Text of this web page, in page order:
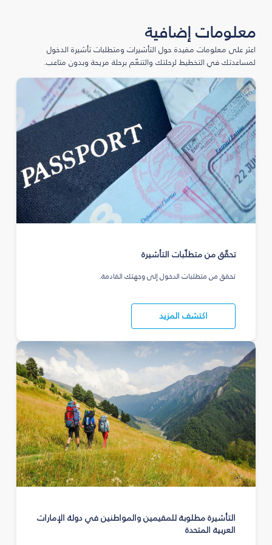
معلومات إضافية
اعثر على معلومات مفيدة حول التأشيرات ومتطلبات تأشيرة الدخول
لمساعدتك في التخطيط لرحلتك والتنعّم برحلة مريحة وبدون متاعب.
تحقّق من متطلّبات التأشيرة
تحقق من متطلبات الدخول إلى وجهتك القادمة.
اكتشف المزيد
التأشيرة مطلوبة للمقيمين والمواطنين في دولة الإمارات
العربية المتحدة